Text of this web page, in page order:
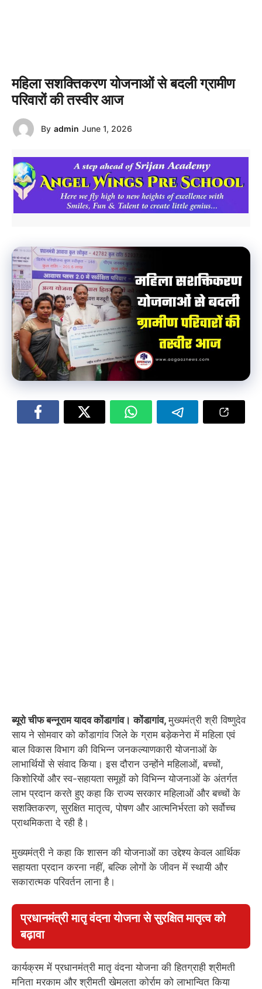
महिला सशक्तिकरण योजनाओं से बदली ग्रामीण
परिवारों की तस्वीर आज
By admin June 1, 2026
ब्यूरो चीफ बन्नूराम यादव कोंडागांव। कोंडागांव,मुख्यमंत्री श्री विष्णुदेव
साय ने सोमवार को कोंडागांव जिले के ग्राम बड़ेकनेरा में महिला एवं
बाल विकास विभाग की विभिन्न जनकल्याणकारी योजनाओं के
लाभार्थियों से संवाद किया। इस दौरान उन्होंने महिलाओं, बच्चों,
किशोरियों और स्व-सहायता समूहों को विभिन्न योजनाओं के अंतर्गत
लाभ प्रदान करते हुए कहा कि राज्य सरकार महिलाओं और बच्चों के
सशक्तिकरण, सुरक्षित मातृत्व, पोषण और आत्मनिर्भरता को सर्वोच्च
प्राथमिकता दे रही है।
मुख्यमंत्री ने कहा कि शासन की योजनाओं का उद्देश्य केवल आर्थिक
सहायता प्रदान करना नहीं, बल्कि लोगों के जीवन में स्थायी और
सकारात्मक परिवर्तन लाना है।
प्रधानमंत्री मातृ वंदना योजना से सुरक्षित मातृत्व को
बढ़ावा
कार्यक्रम में प्रधानमंत्री मातृ वंदना योजना की हितग्राही श्रीमती
मनिता मरकाम और श्रीमती खेमलता कोर्राम को लाभान्वित किया